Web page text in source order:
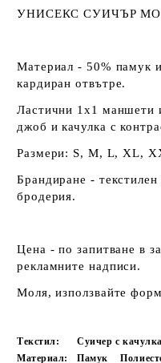
УНИСЕКС СУИЧЪР
Материал - 50% памук
кардиран отвътре.
Ластични 1x1 маншети
джоб и качулка с
Размери: S, M, L, XL,
Брандиране -
бродерия.
Цена - по запитване в
рекламните надписи.
Моля, използвайте
Текстил:
Суичер с качулка
Материал:
Памук